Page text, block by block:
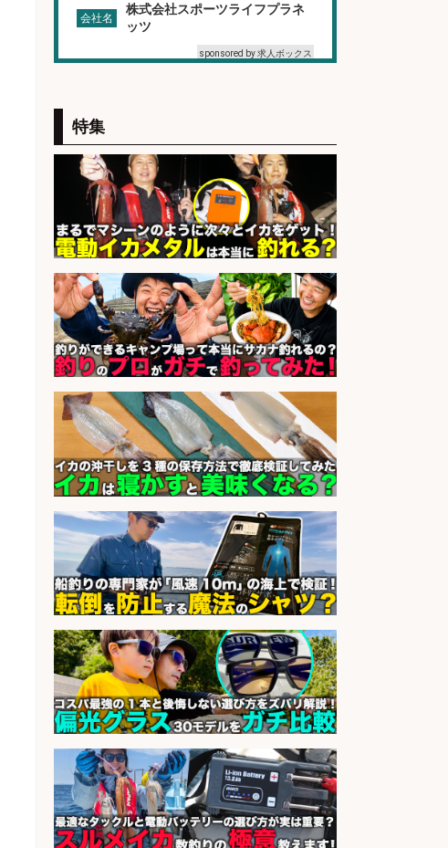
会社名
株式会社スポーツライフプラネ
ッツ
sponsored by 求人ボックス
発業務
会社名 株式会社天龍
sponsored by 求人ボックス
釣り好きを活かす「法人営業」/提
案型ルート営業/直行直帰OK
会社名
株式会社スポーツライフプラネ
ッツ
sponsored by 求人ボックス
語学力を活かせるフィッシング用品
の「海外営業」/年休125日
会社名 株式会社ジャッカル
sponsored by 求人ボックス
魚をさばける方必見「鮮魚部門スタ
ッフ」/3つの働き方が選べる
会社名 株式会社旬
sponsored by 求人ボックス
福岡「現場監督」/釣り好き歓迎/残
業10時間/経験者歓迎
会社名 広松久水産株式会社
sponsored by 求人ボックス
魚のプロとして活躍食を支える「鮮
魚加工・販売スタッフ」
会社名 株式会社一号舘
sponsored by 求人ボックス
特集